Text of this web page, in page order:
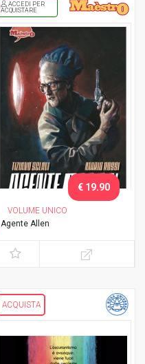
ACCEDI PER
ACQUISTARE
VOLUME UNICO
Agente Allen
€ 19.90
ACQUISTA